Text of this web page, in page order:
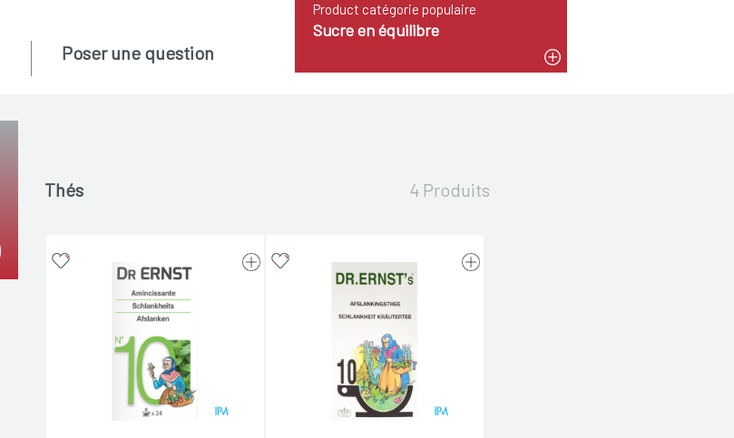
Product catégorie populaire
Sucre en équilibre
Poser une question
Thés 4 Produits